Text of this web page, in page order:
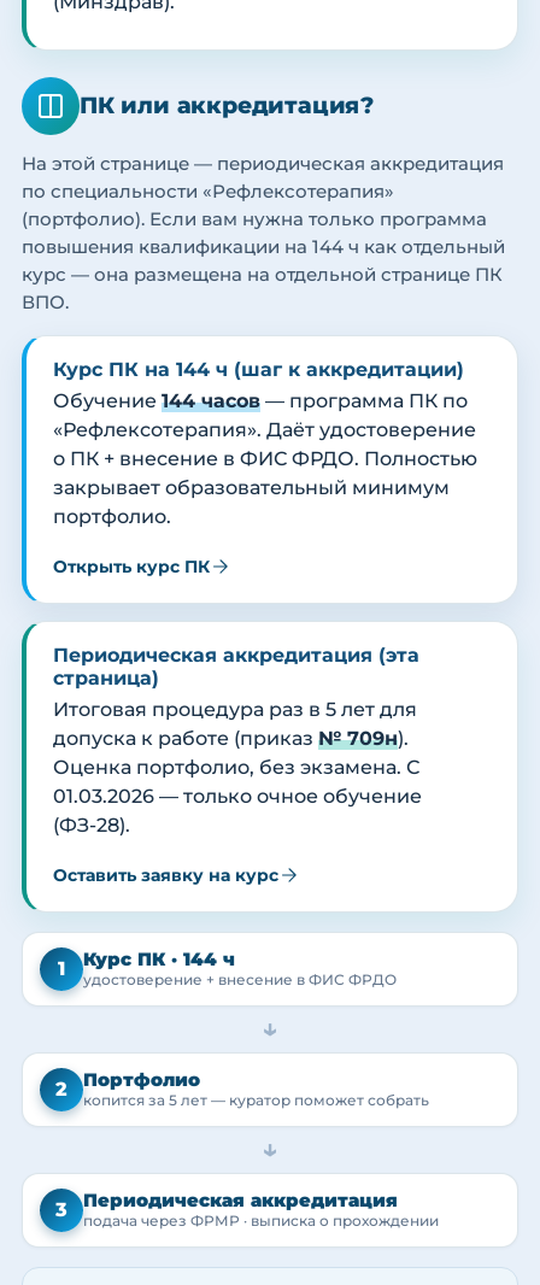
ПК или аккредитация?
На этой странице — периодическая аккредитация
по специальности «Рефлексотерапия»
(портфолио). Если вам нужна только программа
повышения квалификации на 144 ч как отдельный
курс — она размещена на отдельной странице ПК
ВПО.
Курс ПК на 144 ч (шаг к аккредитации)
Обучение 144 часов — программа ПК по
«Рефлексотерапия». Даёт удостоверение
о ПК + внесение в ФИС ФРДО. Полностью
закрывает образовательный минимум
портфолио.
Открыть курс ПК
Периодическая аккредитация (эта
страница)
Итоговая процедура раз в 5 лет для
допуска к работе (приказ № 709н).
Оценка портфолио, без экзамена. С
01.03.2026 — только очное обучение
(ФЗ-28).
Оставить заявку на курс
1 Курс ПК · 144 ч
удостоверение + внесение в ФИС ФРДО
→
2 Портфолио
копится за 5 лет — куратор поможет собрать
→
3 Периодическая аккредитация
подача через ФРМР · выписка о прохождении